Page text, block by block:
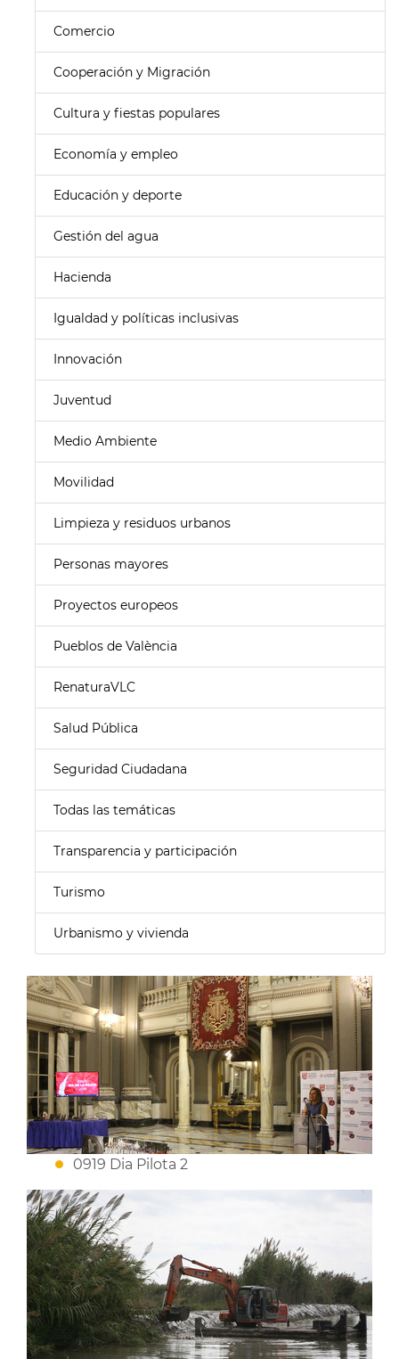
Comercio
Cooperación y Migración
Cultura y fiestas populares
Economía y empleo
Educación y deporte
Gestión del agua
Hacienda
Igualdad y políticas inclusivas
Innovación
Juventud
Medio Ambiente
Movilidad
Limpieza y residuos urbanos
Personas mayores
Proyectos europeos
Pueblos de València
RenaturaVLC
Salud Pública
Seguridad Ciudadana
Todas las temáticas
Transparencia y participación
Turismo
Urbanismo y vivienda
0919 Dia Pilota 2